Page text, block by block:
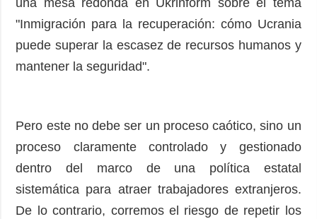
una mesa redonda en Ukrinform sobre el tema
"Inmigración para la recuperación: cómo Ucrania
puede superar la escasez de recursos humanos y
mantener la seguridad".
Pero este no debe ser un proceso caótico, sino un
proceso claramente controlado y gestionado
dentro del marco de una política estatal
sistemática para atraer trabajadores extranjeros.
De lo contrario, corremos el riesgo de repetir los